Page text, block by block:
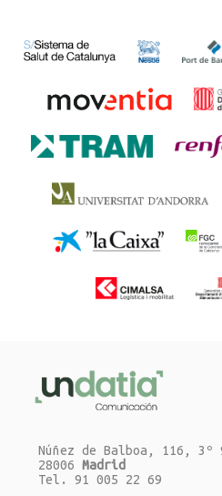
Núñez de Balboa, 116, 3º
28006 Madrid
Tel. 91 005 22 69